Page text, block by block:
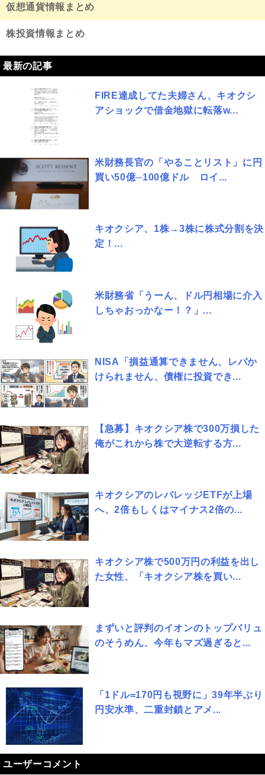
仮想通貨情報まとめ
株投資情報まとめ
最新の記事
FIRE達成してた夫婦さん、キオクシ
アショックで借金地獄に転落w...
米財務長官の「やることリスト」に円
買い50億─100億ドル ロイ...
キオクシア、1株→3株に株式分割を決
定！...
米財務省「うーん、ドル円相場に介入
しちゃおっかなー！？」...
NISA「損益通算できません、レバか
けられません、債権に投資でき...
【急募】キオクシア株で300万損した
俺がこれから株で大逆転する方...
キオクシアのレバレッジETFが上場
へ、2倍もしくはマイナス2倍の...
キオクシア株で500万円の利益を出し
た女性、「キオクシア株を買い...
まずいと評判のイオンのトップバリュ
のそうめん、今年もマズ過ぎると...
「1ドル=170円も視野に」39年半ぶり
円安水準、二重封鎖とアメ...
ユーザーコメント